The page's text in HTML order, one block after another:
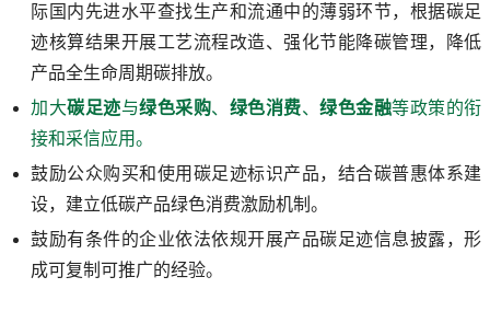
际国内先进水平查找生产和流通中的薄弱环节，根据碳足
迹核算结果开展工艺流程改造、强化节能降碳管理，降低
产品全生命周期碳排放。
加大碳足迹与绿色采购、 绿色消费、 绿色金融等政策的衔
接和采信应用。
鼓励公众购买和使用碳足迹标识产品，结合碳普惠体系建
设，建立低碳产品绿色消费激励机制。
鼓励有条件的企业依法依规开展产品碳足迹信息披露，形
成可复制可推广的经验。